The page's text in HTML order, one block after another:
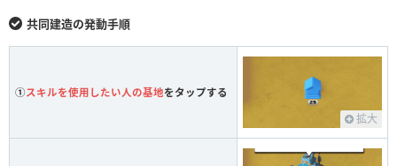
共同建造の発動手順
① スキルを使用したい人の基地をタップする
拡大